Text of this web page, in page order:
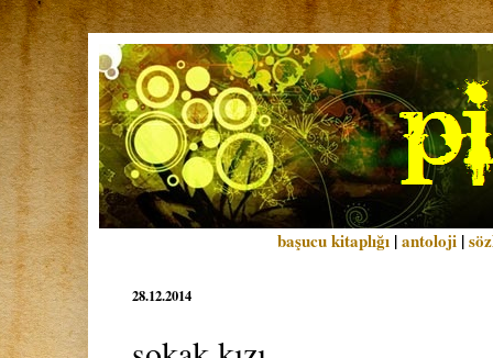
başucu kitaplığı |antoloji |
28.12.2014